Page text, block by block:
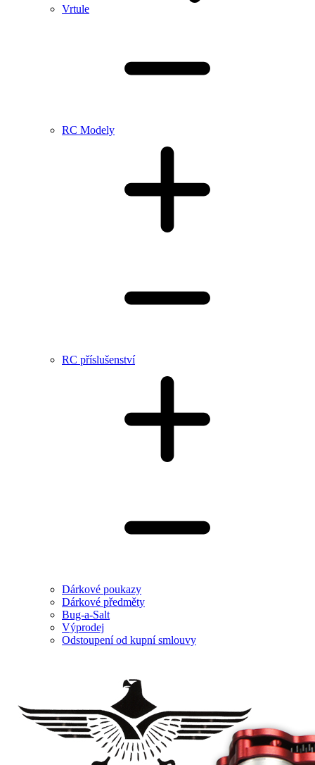
Vrtule
RC Modely
RC příslušenství
Dárkové poukazy
Dárkové předměty
Bug-a-Salt
Výprodej
Odstoupení od kupní smlouvy